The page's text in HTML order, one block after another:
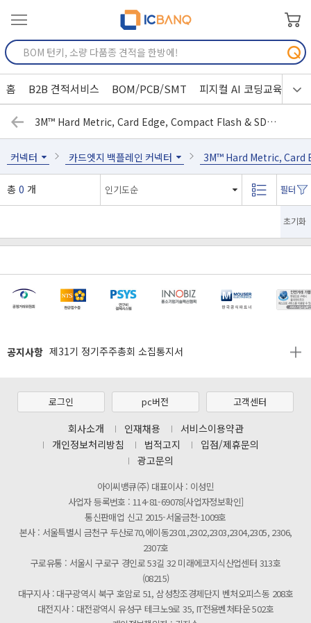
홈 B2B 견적서비스 BOM/PCB/SMT 피지컬 AI 코딩교육
3M™ Hard Metric, Card Edge, Compact Flash & SD Connectors
커넥터 카드엣지 백플레인 커넥터 3M™ Hard Metric, Card
총 0 개
초기화
공지사항
[마일리지 적립 및 사용 정책 개편 안내]
제31기 정기주주총회 소집통지서
[2026년 8월 신용카드 무이자 행사 안내]
제31기 정기주주총회 소집통지서
[마일리지 적립 및 사용 정책 개편 안내]
로그인 pc버전 고객센터
회사소개 인재채용
서비스이용약관
개인정보처리방침
법적고지
입점/제휴문의
광고문의
아이씨뱅큐(주) 대표이사 : 이성민
사업자 등록번호 : 114-81-69078[사업자정보확인]
통신판매업 신고 2015-서울금천-1009호
본사 : 서울특별시 금천구 두산로70,에이동2301,2302,2303,2304,2305, 2306,
2307호
구로유통 : 서울시 구로구 경인로 53길 32 미래에코지식산업센터 313호
(08215)
대구지사 : 대구광역시 북구 호암로 51, 삼성창조경제단지 벤처오피스동 208호
대전지사 : 대전광역시 유성구 테크노9로 35, IT전용벤처타운 502호